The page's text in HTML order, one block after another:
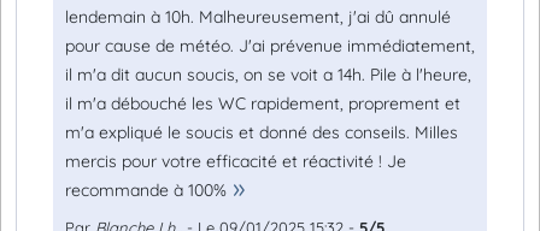
lendemain à 10h. Malheureusement, j'ai dû annulé
pour cause de météo. J'ai prévenue immédiatement,
il m'a dit aucun soucis, on se voit a 14h. Pile à l'heure,
il m'a débouché les WC rapidement, proprement et
m'a expliqué le soucis et donné des conseils. Milles
mercis pour votre efficacité et réactivité ! Je
recommande à 100%